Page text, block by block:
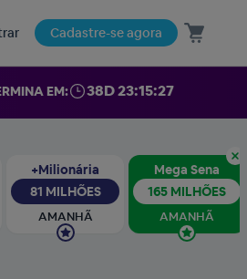
Cadastre-se agora
EM: 38D 23:15:26
+Milionária
81 MILHÕES
AMANHÃ
Mega Sena
165 MILHÕES
AMANHÃ